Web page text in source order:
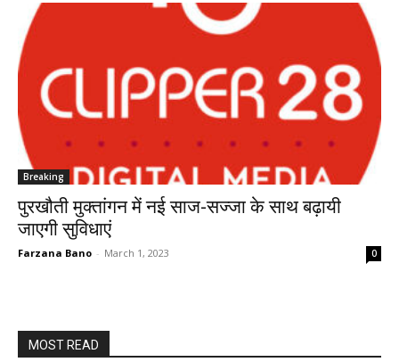
Breaking
पुरखौती मुक्तांगन में नई साज-सज्जा के साथ बढ़ायी
जाएगी सुविधाएं
Farzana Bano - March 1, 2023 0
MOST READ